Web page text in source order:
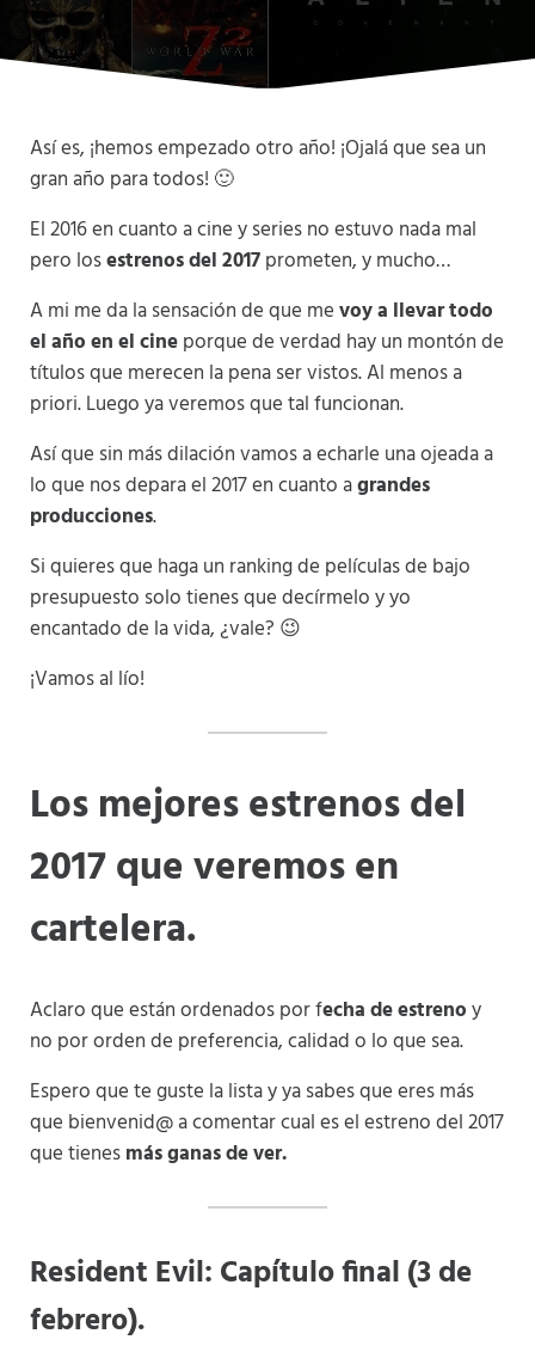
Así es, ¡hemos empezado otro año! ¡Ojalá que sea un
gran año para todos! 🙂
El 2016 en cuanto a cine y series no estuvo nada mal
pero losestrenos del 2017prometen, y mucho…
A mi me da la sensación de que mevoy a llevar todo
el año en el cineporque de verdad hay un montón de
títulos que merecen la pena ser vistos. Al menos a
priori. Luego ya veremos que tal funcionan.
Así que sin más dilación vamos a echarle una ojeada a
lo que nos depara el 2017 en cuanto agrandes
producciones.
Si quieres que haga un ranking de películas de bajo
presupuesto solo tienes que decírmelo y yo
encantado de la vida, ¿vale? 😉
¡Vamos al lío!
Los mejores estrenos del
2017 que veremos en
cartelera.
Aclaro que están ordenados por fecha de estrenoy
no por orden de preferencia, calidad o lo que sea.
Espero que te guste la lista y ya sabes que eres más
que bienvenid@ a comentar cual es el estreno del 2017
que tienesmás ganas de ver.
Resident Evil: Capítulo final (3 de
febrero).